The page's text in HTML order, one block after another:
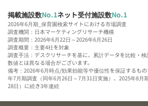
掲載施設数No.1ネット受付施設数No.1
2026年6月期_保育園検索サイトにおける市場調査
調査機関：日本マーケティングリサーチ機構
調査期間：2026年6月22日～2026年6月26日
調査概要：主要4社を対象
調査手法：デスクリサーチを基に、累計データを比較・
数値とは異なる場合がございます。
備考：2026年6月時点/効果効能等や優位性を保証するも
年7月期調査（同年6月26日～7月31日実施）、2025年8月
28日）に続き3年連続